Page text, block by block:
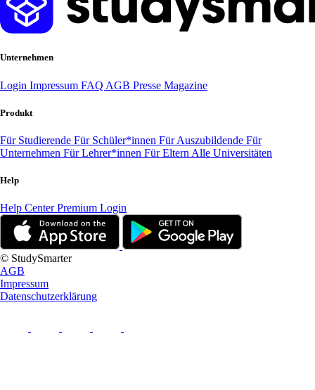
Unternehmen
Login Impressum FAQ AGB Presse Magazine
Produkt
Für Studierende Für Schüler*innen Für Auszubildende Für
Unternehmen Für Lehrer*innen Für Eltern Alle Universitäten
Help
Help CenterPremium Login
© StudySmarter
AGB
Impressum
Datenschutzerklärung